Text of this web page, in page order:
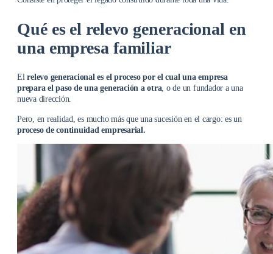
Qué es el relevo generacional en
una empresa familiar
Elrelevo generacional es el proceso por el cual una empresa
prepara el paso de una generación a otra, o de un fundador a una
nueva dirección.
Pero, en realidad, es mucho más que una sucesión en el cargo: es un
proceso de continuidad empresarial.